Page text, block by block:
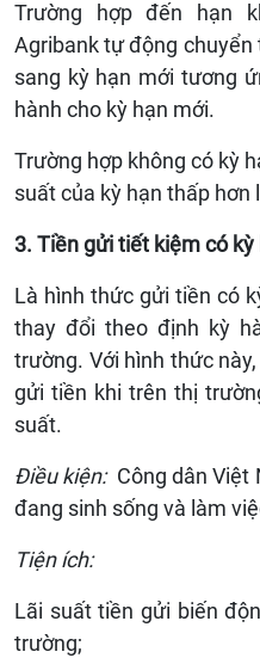
Trường hợp đến hạn
Agribank tự động chuyển
sang kỳ hạn mới tương
hành cho kỳ hạn mới.
Trường hợp không có kỳ
suất của kỳ hạn thấp hơn
3. Tiền gửi tiết kiệm có
Là hình thức gửi tiền có
thay đổi theo định kỳ
trường. Với hình thức
gửi tiền khi trên thị
suất.
Điều kiện:Công dân Việt
đang sinh sống và làm
Tiện ích:
Lãi suất tiền gửi biến
trường;